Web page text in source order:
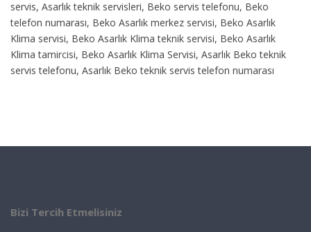
servis, Asarlık teknik servisleri, Beko servis telefonu, Beko
telefon numarası, Beko Asarlık merkez servisi, Beko Asarlık
Klima servisi, Beko Asarlık Klima teknik servisi, Beko Asarlık
Klima tamircisi, Beko Asarlık Klima Servisi, Asarlık Beko teknik
servis telefonu, Asarlık Beko teknik servis telefon numarası
Bizi Tercih Etmelisiniz